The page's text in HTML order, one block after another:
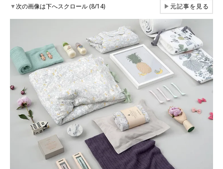
▼次の画像は下へスクロール (8/14) ▶元記事を見る